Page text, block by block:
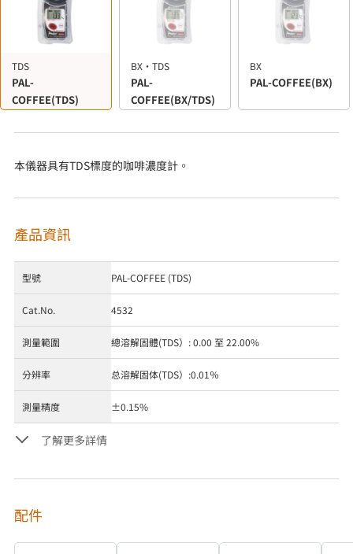
TDS
PAL-
COFFEE(TDS)
BX・TDS
PAL-
COFFEE(BX/TDS)
BX
PAL-COFFEE(BX)
本儀器具有TDS標度的咖啡濃度計。
產品資訊
型號 PAL-COFFEE (TDS)
Cat.No. 4532
測量範圍 總溶解固體(TDS）: 0.00 至 22.00%
分辨率 总溶解固体(TDS）:0.01％
測量精度 ±0.15%
了解更多詳情
配件